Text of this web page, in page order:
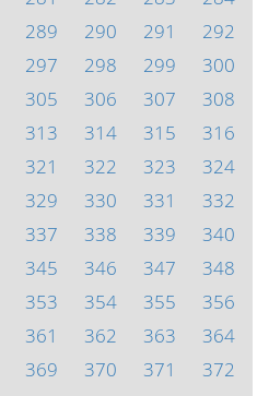
289 290 291
292
297 298 299
300
305 306 307
308
313 314 315
316
321 322 323
324
329 330 331
332
337 338 339
340
345 346 347
348
353 354 355
356
361 362 363
364
369 370 371
372